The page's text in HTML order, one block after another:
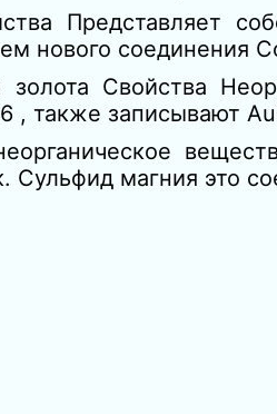
Представляет
нового соединения
Свойства
, также записывают
Сульфид магния это